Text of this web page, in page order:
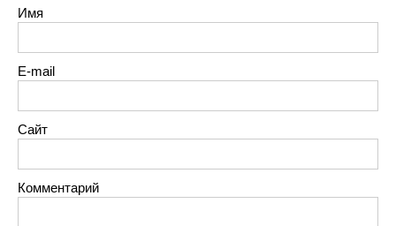
Имя
E-mail
Сайт
Комментарий